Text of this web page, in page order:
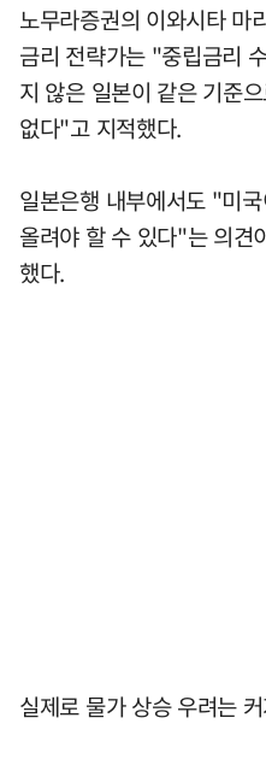
노무라증권의 이와시타
금리 전략가는 "중립금리
지 않은 일본이 같은 기준
없다"고 지적했다.
일본은행 내부에서도 "미
올려야 할 수 있다"는 의견
했다.
실제로 물가 상승 우려는